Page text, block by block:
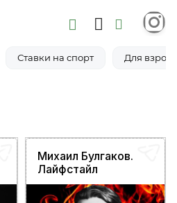
Ставки на спорт Для
Михаил Булгаков.
Лайфстайл